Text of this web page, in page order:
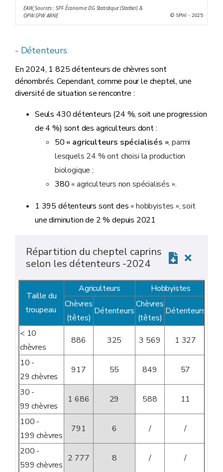
EAW_Sources : SPF Économie DG Statistique (Statbel) &
OPW-SPW ARNE
© SPW - 2025
- Détenteurs
En 2024, 1 825 détenteurs de chèvres sont
dénombrés. Cependant, comme pour le cheptel, une
diversité de situation se rencontre :
Seuls 430 détenteurs (24 %, soit une progression
de 4 %) sont des agriculteurs dont :
50 « agriculteurs spécialisés », parmi
lesquels 24 % ont choisi la production
biologique ;
380 « agriculteurs non spécialisés ».
1 395 détenteurs sont des « hobbyistes », soit
une diminution de 2 % depuis 2021
Répartition du cheptel caprins
selon les détenteurs -2024
Taille du
troupeau
Agriculteurs
Hobbyistes
Chèvres
(têtes)
Détenteurs
Chèvres
(têtes)
Détenteurs
< 10
chèvres
886 325 3 569 1 327
10 -
29 chèvres
917 55 849 57
30 -
99 chèvres
1 686 29 588 11
100 -
199 chèvres
791 6 / /
200 -
599 chèvres
2 777 8 / /